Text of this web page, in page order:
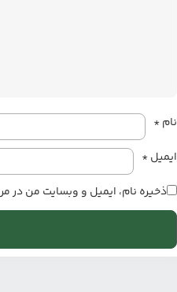
نام*
ایمیل*
ذخیره نام، ایمیل و وبسایت من در